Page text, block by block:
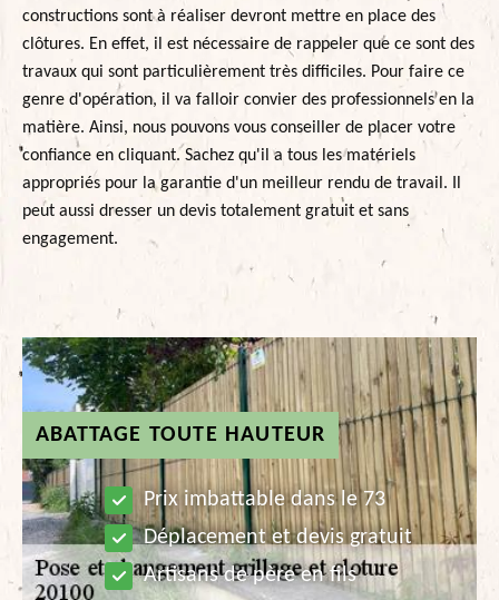
ABATTAGE TOUTE HAUTEUR
Prix imbattable dans le 73
Déplacement et devis gratuit
Artisans de père en fils
constructions sont à réaliser devront mettre en place des
clôtures. En effet, il est nécessaire de rappeler que ce sont des
travaux qui sont particulièrement très difficiles. Pour faire ce
genre d'opération, il va falloir convier des professionnels en la
matière. Ainsi, nous pouvons vous conseiller de placer votre
confiance en cliquant. Sachez qu'il a tous les matériels
appropriés pour la garantie d'un meilleur rendu de travail. Il
peut aussi dresser un devis totalement gratuit et sans
engagement.